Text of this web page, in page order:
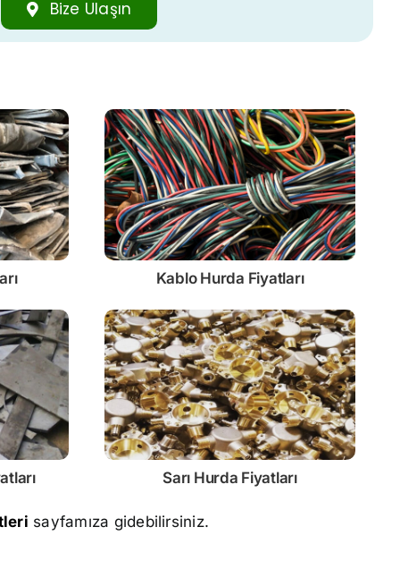
Bize Ulaşın
Kablo Hurda Fiyatları
Sarı Hurda Fiyatları
sayfamıza gidebilirsiniz.